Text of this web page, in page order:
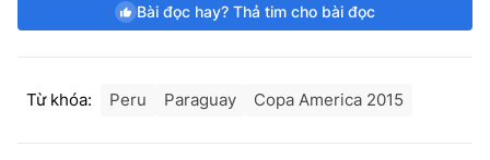
Bài đọc hay? Thả tim cho bài đọc
Từ khóa: Peru Paraguay Copa America 2015